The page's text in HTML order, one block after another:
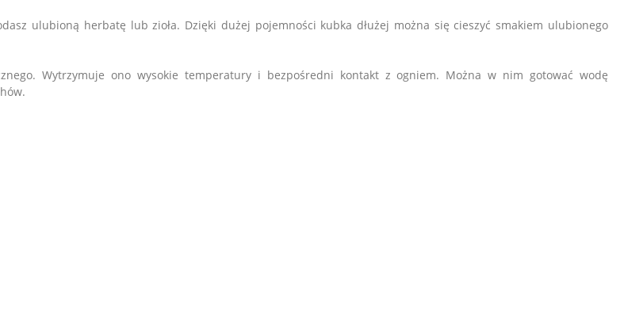
ulubioną herbatę lub zioła. Dzięki dużej pojemności kubka dłużej można się cieszyć smakiem ulubionego
Wytrzymuje ono wysokie temperatury i bezpośredni kontakt z ogniem. Można w nim gotować wodę